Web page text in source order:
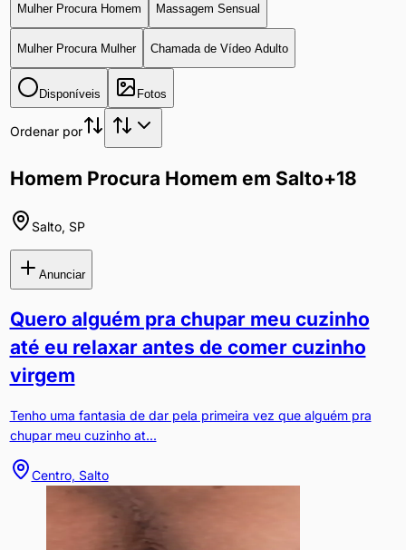
Mulher Procura Homem Massagem Sensual
Mulher Procura Mulher Chamada de Vídeo Adulto
Disponíveis Fotos
Ordenar por
Homem Procura Homem em Salto+18
Salto, SP
Anunciar
Quero alguém pra chupar meu cuzinho
até eu relaxar antes de comer cuzinho
virgem
Tenho uma fantasia de dar pela primeira vez que alguém pra
chupar meu cuzinho at...
Centro, Salto